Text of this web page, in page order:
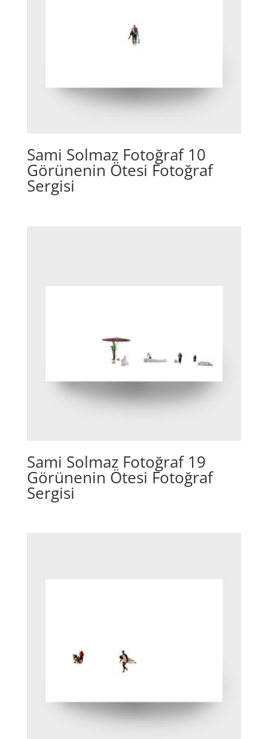
Sami Solmaz Fotoğraf 10
Görünenin Ötesi Fotoğraf
Sergisi
Sami Solmaz Fotoğraf 19
Görünenin Ötesi Fotoğraf
Sergisi